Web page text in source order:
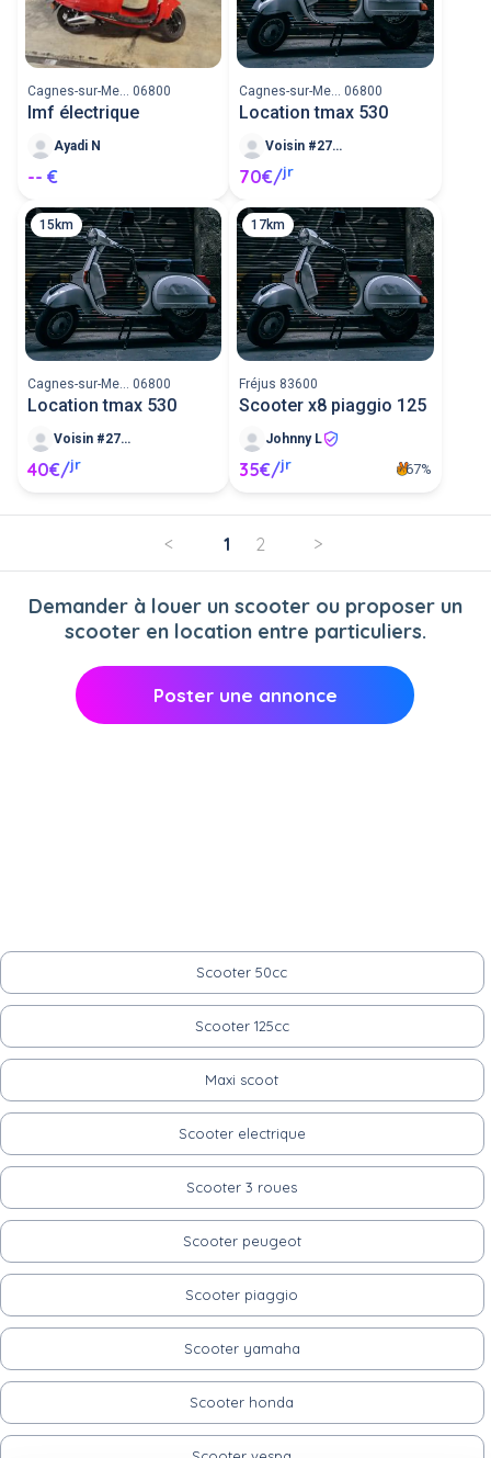
Cagnes-sur-Me... 06800
Imf électrique
Ayadi N
-- €
Cagnes-sur-Me... 06800
Location tmax 530
Voisin #271035
70€/jr
15km
Cagnes-sur-Me... 06800
Location tmax 530
Voisin #271035
40€/jr
17km
Fréjus 83600
Scooter x8 piaggio 125
Johnny L
35€/jr 67%
< 1 2 >
Demander à louer un scooter ou proposer un
scooter en location entre particuliers.
Poster une annonce
Scooter 50cc
Scooter 125cc
Maxi scoot
Scooter electrique
Scooter 3 roues
Scooter peugeot
Scooter piaggio
Scooter yamaha
Scooter honda